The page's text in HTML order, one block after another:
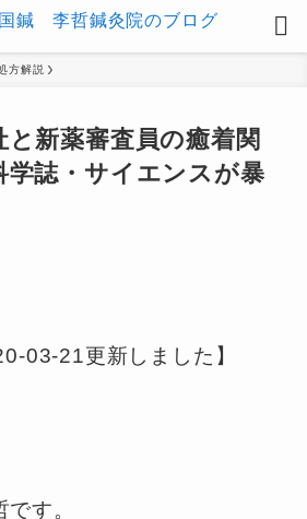
方解説
と新薬審査員の癒着関
学誌・サイエンスが暴
03-21更新しました】
す。